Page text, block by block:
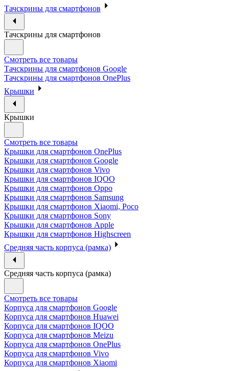
Тачскрины для смартфонов
Тачскрины для смартфонов
Смотреть все товары
Тачскрины для смартфонов Google
Тачскрины для смартфонов OnePlus
Крышки
Крышки
Смотреть все товары
Крышки для смартфонов OnePlus
Крышки для смартфонов Google
Крышки для смартфонов Vivo
Крышки для смартфонов IQOO
Крышки для смартфонов Oppo
Крышки для смартфонов Samsung
Крышки для смартфонов Xiaomi, Poco
Крышки для смартфонов Sony
Крышки для смартфонов Apple
Крышки для смартфонов Highscreen
Средняя часть корпуса (рамка)
Средняя часть корпуса (рамка)
Смотреть все товары
Корпуса для смартфонов Google
Корпуса для смартфонов Huawei
Корпуса для смартфонов IQOO
Корпуса для смартфонов Meizu
Корпуса для смартфонов OnePlus
Корпуса для смартфонов Vivo
Корпуса для смартфонов Xiaomi